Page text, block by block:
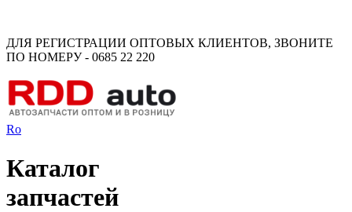
ДЛЯ РЕГИСТРАЦИИ ОПТОВЫХ КЛИЕНТОВ, ЗВОНИТЕ
ПО НОМЕРУ - 0685 22 220
Ro
Каталог
запчастей